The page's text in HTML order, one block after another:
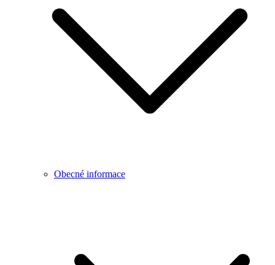
Obecné informace